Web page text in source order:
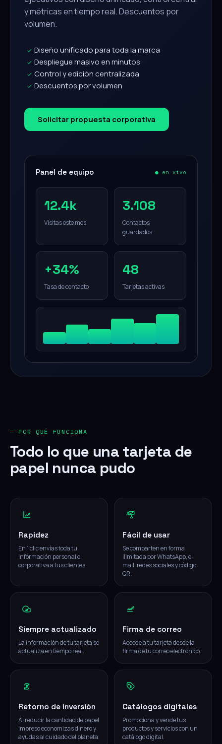
y métricas en tiempo real. Descuentos por
volumen.
✓ Diseño unificado para toda la marca
✓ Despliegue masivo en minutos
✓ Control y edición centralizada
✓ Descuentos por volumen
Solicitar propuesta corporativa
Panel de equipo ● en vivo
12.4k
Visitas este mes
3.108
Contactos
guardados
+34%
Tasa de contacto
48
Tarjetas activas
— POR QUÉ FUNCIONA
Todo lo que una tarjeta de
papel nunca pudo
Rapidez
En 1 clic envías toda tu
información personal o
corporativa a tus clientes.
Fácil de usar
Se comparten en forma
ilimitada por WhatsApp, e-
mail, redes sociales y código
QR.
Siempre actualizado
La información de tu tarjeta se
actualiza en tiempo real.
Firma de correo
Accede a tu tarjeta desde la
firma de tu correo electrónico.
Retorno de inversión
Al reducir la cantidad de papel
impreso economizas dinero y
ayudas al cuidado del planeta.
Catálogos digitales
Promociona y vende tus
productos y servicios con un
catálogo digital.